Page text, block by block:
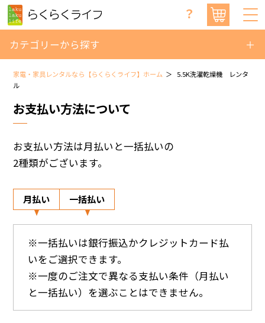
？
カテゴリーから探す
家電・家具レンタルなら【らくらくライフ】ホーム
5.5K洗濯乾燥機 レンタ
ル
お支払い方法について
お支払い方法は月払いと一括払いの
2種類がございます。
月払い 一括払い
※一括払いは銀行振込かクレジットカード払
いをご選択できます。
※一度のご注文で異なる支払い条件（月払い
と一括払い）を選ぶことはできません。